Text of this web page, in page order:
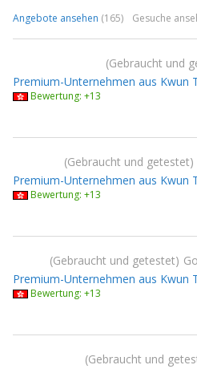
Angebote ansehen (165) Gesuche
Gebraucht und
Premium-Unternehmen aus Kwun
Bewertung: +13
Gebraucht und getestet
Premium-Unternehmen aus Kwun
Bewertung: +13
Gebraucht und getestet
Premium-Unternehmen aus Kwun
Bewertung: +13
Gebraucht und